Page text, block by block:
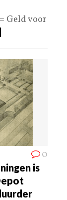
Geld voor
0
is